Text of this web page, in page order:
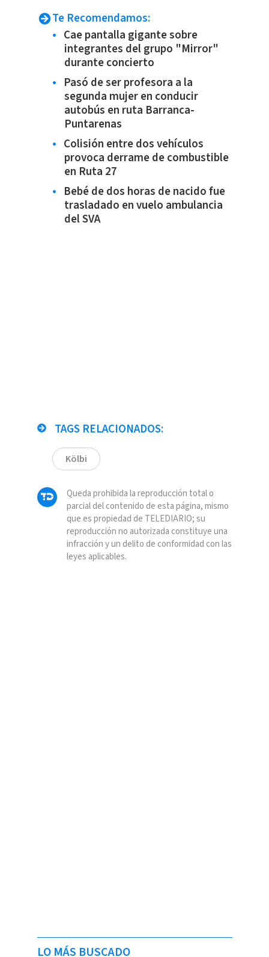
Te Recomendamos:
Cae pantalla gigante sobre
integrantes del grupo "Mirror"
durante concierto
Pasó de ser profesora a la
segunda mujer en conducir
autobús en ruta Barranca-
Puntarenas
Colisión entre dos vehículos
provoca derrame de combustible
en Ruta 27
Bebé de dos horas de nacido fue
trasladado en vuelo ambulancia
del SVA
TAGS RELACIONADOS:
Kölbi
Queda prohibida la reproducción total o
parcial del contenido de esta página, mismo
que es propiedad de TELEDIARIO; su
reproducción no autorizada constituye una
infracción y un delito de conformidad con las
leyes aplicables.
LO MÁS BUSCADO